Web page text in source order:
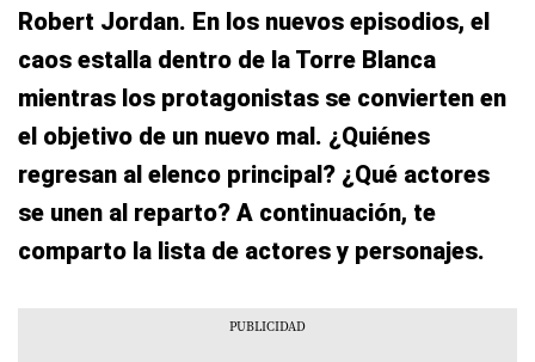
Robert Jordan. En los nuevos episodios, el
caos estalla dentro de la Torre Blanca
mientras los protagonistas se convierten en
el objetivo de un nuevo mal. ¿Quiénes
regresan al elenco principal? ¿Qué actores
se unen al reparto? A continuación, te
comparto la lista de actores y personajes.